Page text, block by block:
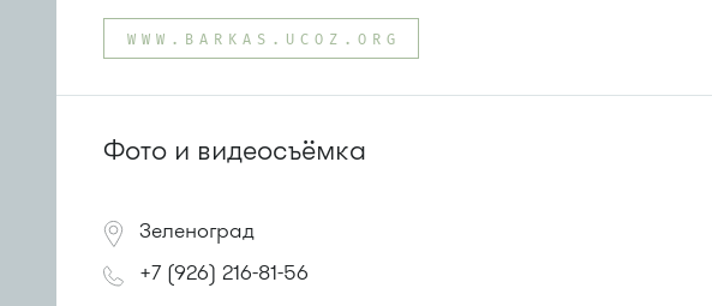
WWW.BARKAS.UCOZ.ORG
Фото и видеосъёмка
Зеленоград
+7 (926) 216-81-56